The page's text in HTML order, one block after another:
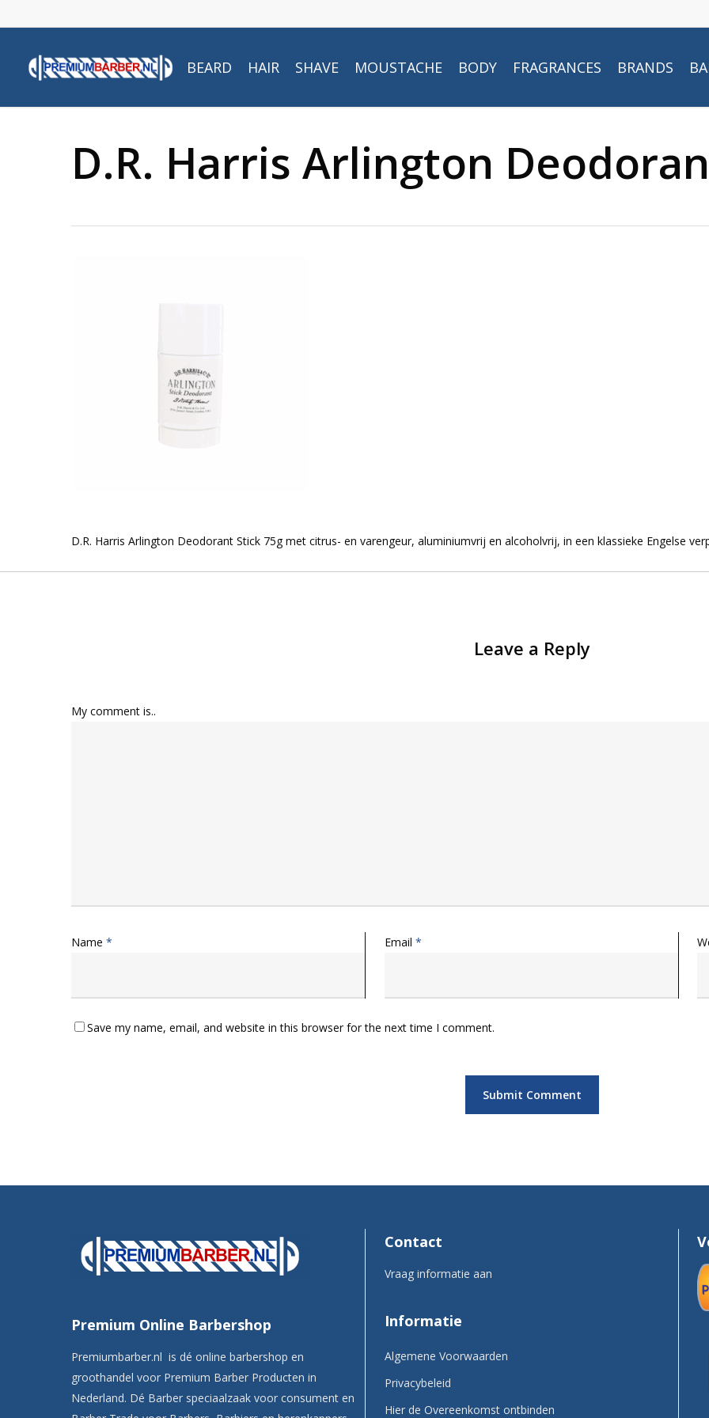
to
content
BEARD HAIR SHAVE MOUSTACHE BODY FRAGRANCES BRANDS
D.R. Harris Arlington
D.R. Harris Arlington Deodorant Stick 75g met citrus- en varengeur, aluminiumvrij en alcoholvrij, in een klassieke Engelse
Leave a Reply
My comment is..
Name * Email *
Save my name, email, and website in this browser for the next time I comment.
Premium Online Barbershop
Premiumbarber.nl is dé online barbershop en
groothandel voor Premium Barber Producten in
Nederland. Dé Barber speciaalzaak voor consument en
Contact
Vraag informatie aan
Informatie
Algemene Voorwaarden
Privacybeleid
Hier de Overeenkomst ontbinden